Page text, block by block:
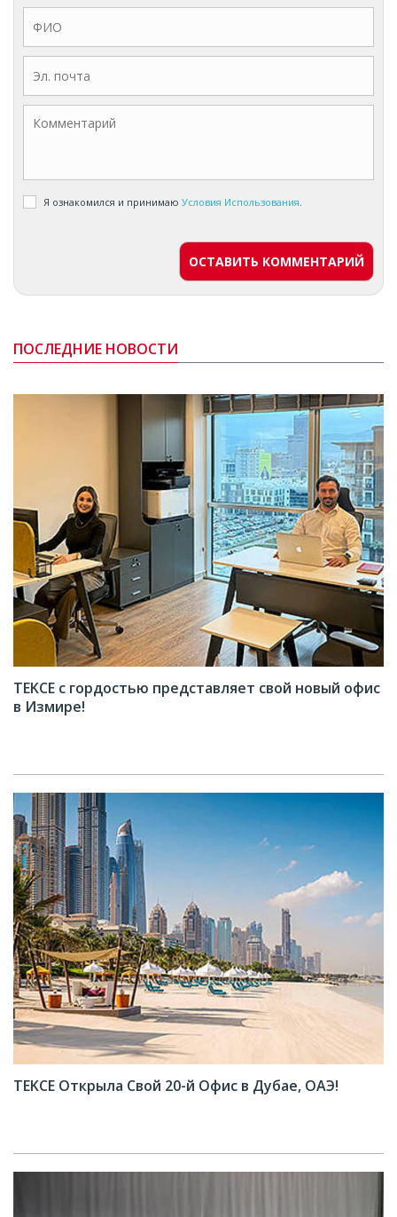
Я ознакомился и принимаю Условия Использования.
ОСТАВИТЬ КОММЕНТАРИЙ
ПОСЛЕДНИЕ НОВОСТИ
TEKCE с гордостью представляет свой новый офис
в Измире!
TEKCE Открыла Свой 20-й Офис в Дубае, ОАЭ!